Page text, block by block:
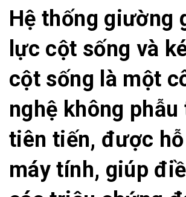
Hệ thống giường
lực cột sống và
cột sống là một
nghệ không phẫu
tiên tiến, được
máy tính, giúp